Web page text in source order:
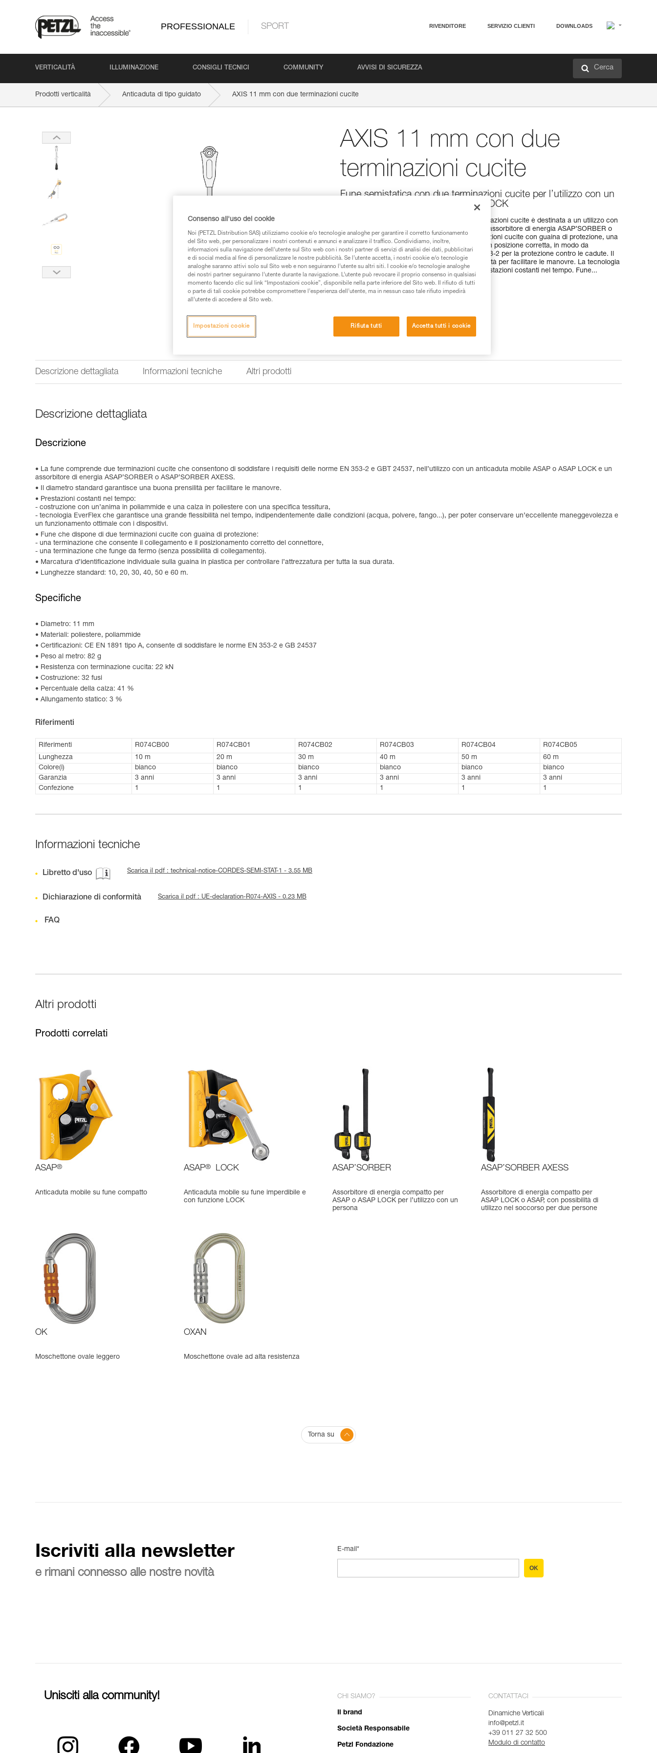
PROFESSIONALE SPORT RIVENDITORE SERVIZIO CLIENTI DOWNLOADS
VERTICALITÀ ILLUMINAZIONE CONSIGLI TECNICI COMMUNITY AVVISI DI SICUREZZA Cerca
Prodotti verticalità Anticaduta di tipo guidato AXIS 11 mm con due terminazioni cucite
AXIS 11 mm con due
terminazioni cucite
Fune semistatica con due terminazioni cucite per l’utilizzo con un
anticaduta mobile ASAP o ASAP LOCK
La fune semistatica AXIS 11 mm con due terminazioni cucite è destinata a un utilizzo con
un anticaduta mobile ASAP o ASAP LOCK e un assorbitore di energia ASAP’SORBER o
ASAP’SORBER AXESS. Dispone di due terminazioni cucite con guaina di protezione, una
delle quali permette di mantenere il connettore in posizione corretta, in modo da
soddisfare i requisiti della norma europea EN 353-2 per la protezione contro le cadute. Il
diametro standard garantisce una buona prensilità per facilitare le manovre. La tecnologia
EverFlex garantisce una grande flessibilità e prestazioni costanti nel tempo. Fune...
Leggi..
Descrizione dettagliata Informazioni tecniche Altri prodotti
Descrizione dettagliata
Descrizione
La fune comprende due terminazioni cucite che consentono di soddisfare i requisiti delle norme EN 353-2 e GBT 24537, nell’utilizzo con un anticaduta mobile ASAP o ASAP LOCK e un
assorbitore di energia ASAP’SORBER o ASAP’SORBER AXESS.
Il diametro standard garantisce una buona prensilità per facilitare le manovre.
Prestazioni costanti nel tempo:
- costruzione con un’anima in poliammide e una calza in poliestere con una specifica tessitura,
- tecnologia EverFlex che garantisce una grande flessibilità nel tempo, indipendentemente dalle condizioni (acqua, polvere, fango...), per poter conservare un’eccellente maneggevolezza e
un funzionamento ottimale con i dispositivi.
Fune che dispone di due terminazioni cucite con guaina di protezione:
- una terminazione che consente il collegamento e il posizionamento corretto del connettore,
- una terminazione che funge da fermo (senza possibilità di collegamento).
Marcatura d’identificazione individuale sulla guaina in plastica per controllare l’attrezzatura per tutta la sua durata.
Lunghezze standard: 10, 20, 30, 40, 50 e 60 m.
Specifiche
Diametro: 11 mm
Materiali: poliestere, poliammide
Certificazioni: CE EN 1891 tipo A, consente di soddisfare le norme EN 353-2 e GB 24537
Peso al metro: 82 g
Resistenza con terminazione cucita: 22 kN
Costruzione: 32 fusi
Percentuale della calza: 41 %
Allungamento statico: 3 %
Riferimenti
Riferimenti R074CB00 R074CB01 R074CB02 R074CB03 R074CB04
R074CB05
Lunghezza
10 m 20 m 30 m 40 m 50 m
60 m
Colore(i)
bianco bianco bianco bianco bianco
bianco
Garanzia
3 anni 3 anni 3 anni 3 anni 3 anni
3 anni
Confezione
1 1 1 1 1 1
Informazioni tecniche
Libretto d'uso Scarica il pdf : technical-notice-CORDES-SEMI-STAT-1 - 3.55 MB
Dichiarazione di conformità Scarica il pdf : UE-declaration-R074-AXIS - 0.23 MB
FAQ
Altri prodotti
Prodotti correlati
ASAP®
Anticaduta mobile su fune compatto
ASAP® LOCK
Anticaduta mobile su fune imperdibile e
con funzione LOCK
ASAP’SORBER
Assorbitore di energia compatto per
ASAP o ASAP LOCK per l’utilizzo con un
persona
ASAP’SORBER AXESS
Assorbitore di energia compatto per
ASAP LOCK o ASAP, con possibilità di
utilizzo nel soccorso per due persone
OK
Moschettone ovale leggero
OXAN
Moschettone ovale ad alta resistenza
Torna su
Iscriviti alla newsletter
e rimani connesso alle nostre novità
E-mail*
OK
Unisciti alla community! CHI SIAMO?
Il brand
Società Responsabile
Petzl Fondazione
CONTATTACI
Dinamiche Verticali
info@petzl.it
+39 011 27 32 500
Modulo di contatto
Consenso all'uso dei cookie
Noi (PETZL Distribution SAS) utilizziamo cookie e/o tecnologie analoghe per garantire il corretto funzionamento
del Sito web, per personalizzare i nostri contenuti e annunci e analizzare il traffico. Condividiamo, inoltre,
informazioni sulla navigazione dell’utente sul Sito web con i nostri partner di servizi di analisi dei dati, pubblicitari
e di social media al fine di personalizzare le nostre pubblicità. Se l’utente accetta, i nostri cookie e/o tecnologie
analoghe saranno attivi solo sul Sito web e non seguiranno l’utente su altri siti. I cookie e/o tecnologie analoghe
dei nostri partner seguiranno l’utente durante la navigazione. L’utente può revocare il proprio consenso in qualsiasi
momento facendo clic sul link “Impostazioni cookie”, disponibile nella parte inferiore del Sito web. Il rifiuto di tutti
o parte di tali cookie potrebbe compromettere l’esperienza dell’utente, ma in nessun caso tale rifiuto impedirà
all’utente di accedere al Sito web.
Rifiuta tutti Accetta tutti i cookie
Impostazioni cookie